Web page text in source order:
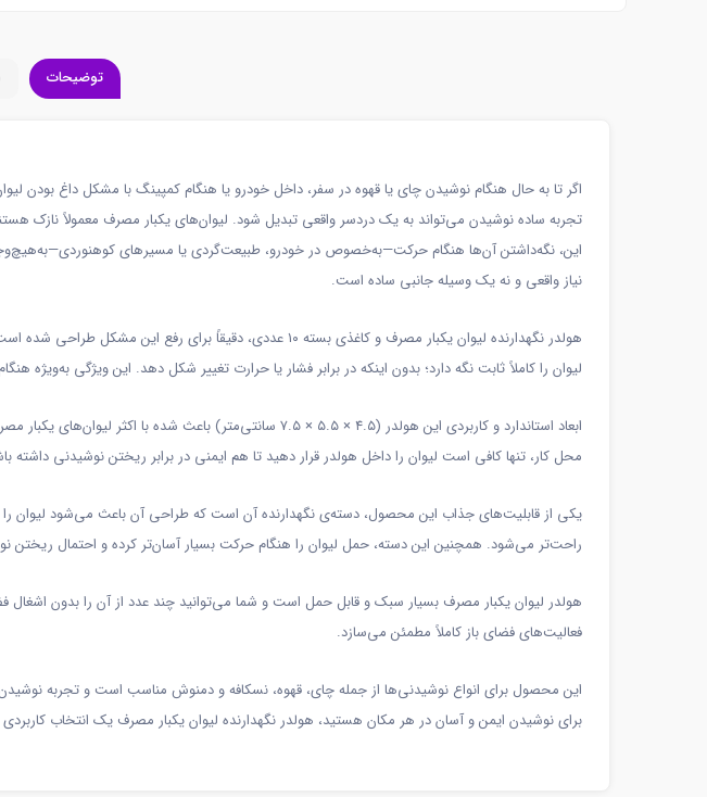
توضیحات
اگر تا به حال هنگام نوشیدن چای یا قهوه در سفر، داخل خودرو یا هنگام کمپینگ با مشکل داغ بودن
تجربه ساده نوشیدن می‌تواند به یک دردسر واقعی تبدیل شود. لیوان‌های یکبار مصرف معمولاً نازک
این، نگه‌داشتن آن‌ها هنگام حرکت—به‌خصوص در خودرو، طبیعت‌گردی یا مسیرهای
نیاز واقعی و نه یک وسیله جانبی ساده است.
لیوان را کاملاً ثابت نگه دارد؛ بدون اینکه در برابر فشار یا حرارت تغییر شکل دهد. این ویژگی
ابعاد استاندارد و کاربردی این هولدر (۴.۵ × ۵.۵ × ۷.۵
محل کار، تنها کافی است لیوان را داخل هولدر قرار دهید تا هم ایمنی در برابر ریختن نوشیدنی
یکی از قابلیت‌های جذاب این محصول، دسته‌ی نگهدارنده آن است که طراحی آن باعث می‌شود لیوان
راحت‌تر می‌شود. همچنین این دسته، حمل لیوان را هنگام حرکت بسیار آسان‌تر کرده و احتمال ریختن
هولدر لیوان یکبار مصرف بسیار سبک و قابل حمل است و شما می‌توانید چند عدد از آن را بدون اشغال
فعالیت‌های فضای باز کاملاً مطمئن می‌سازد.
این محصول برای انواع نوشیدنی‌ها از جمله چای، قهوه، نسکافه و دمنوش مناسب است و تجربه نوشیدن
برای نوشیدن ایمن و آسان در هر مکان هستید، هولدر نگهدارنده لیوان یکبار مصرف یک انتخاب